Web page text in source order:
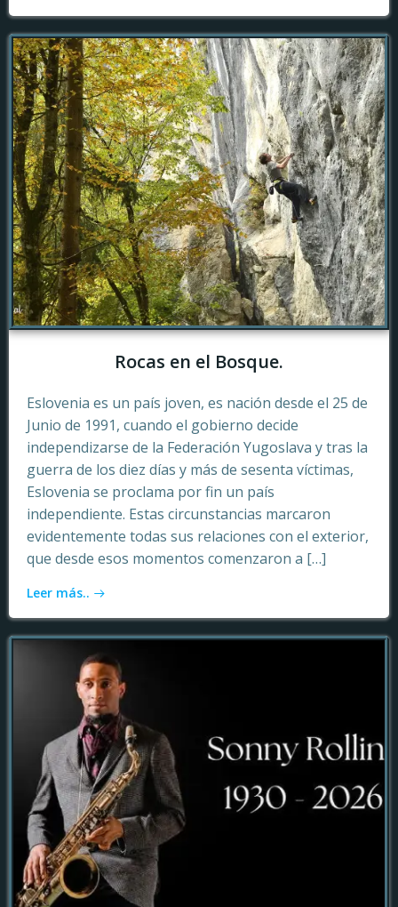
Rocas en el Bosque.
Eslovenia es un país joven, es nación desde el 25 de
Junio de 1991, cuando el gobierno decide
independizarse de la Federación Yugoslava y tras la
guerra de los diez días y más de sesenta víctimas,
Eslovenia se proclama por fin un país
independiente. Estas circunstancias marcaron
evidentemente todas sus relaciones con el exterior,
que desde esos momentos comenzaron a […]
Leer más..